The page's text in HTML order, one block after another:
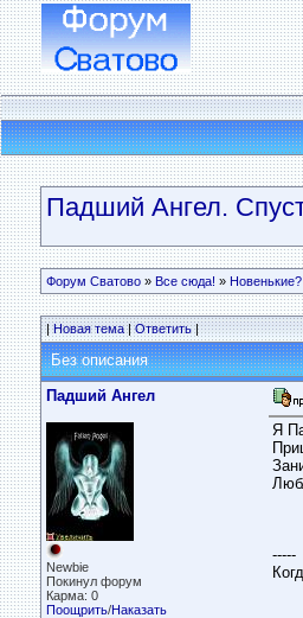
Падший Ангел.
Форум Сватово » Все сюда! »
|Новая тема|Ответить|
Без описания
Падший Ангел
Newbie
Покинул форум
Карма: 0
Поощрить/Наказать
Я
-----